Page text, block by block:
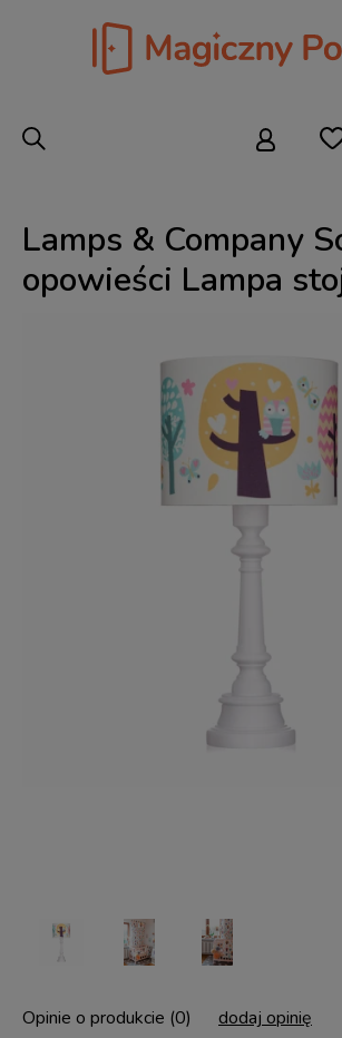
Lamps & Company
opowieści Lampa
Opinie o produkcie (0) dodaj opinię